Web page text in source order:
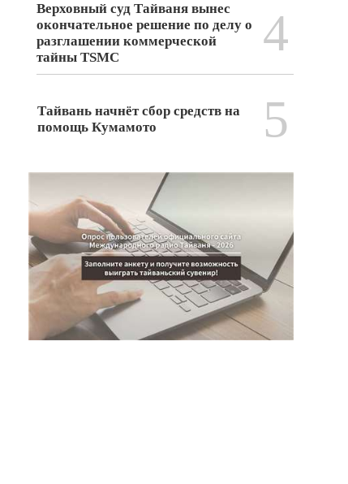
Верховный суд Тайваня вынес
окончательное решение по делу о
разглашении коммерческой
тайны TSMC
4
Тайвань начнёт сбор средств на
помощь Кумамото
5